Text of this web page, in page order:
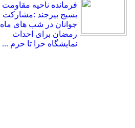
فرمانده ناحیه مقاومت
بسیج بیرجند :مشارکت
جوانان در شب های ماه
رمضان برای احداث
نمایشگاه حرا تا حرم ...